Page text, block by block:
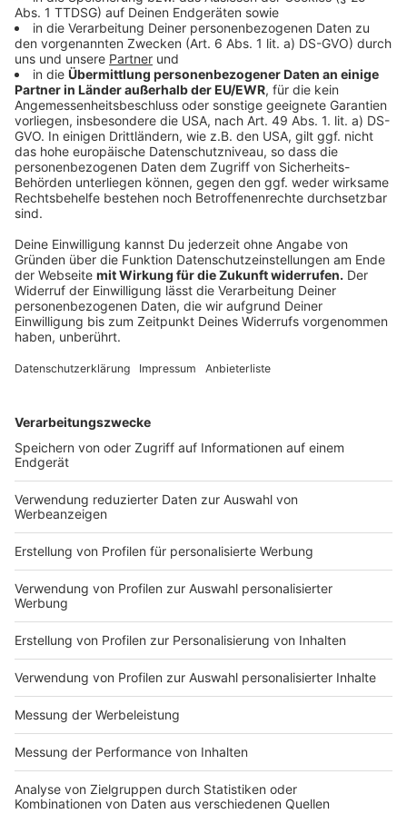
unterstützte die Machthaber. Reul bezeichnete die
Beteiligung als „überschaubar“ angesichts der
weltweiten Spannungen.
Anzeige
Sicherheitslage und Vorsicht
Anzeige
Konkrete Hinweise auf Anschläge in NRW liegen
bislang nicht vor. Dennoch warnt Reul vor möglichen
Gefahren und betont die dynamische Lage: „Die
Sicherheitsbehörden müssen Augen und Ohren
besonders offen halten, um potenzielle Risiken
frühzeitig zu erkennen.“ Insbesondere die Polizei und
überwachen.
Anzeige
Ratschläge für Reisende
Anzeige
Für NRW-Bürgerinnen und -Bürger, die sich derzeit in
der Krisenregion aufhalten, gibt Reul klare
Empfehlungen: „Im Moment kann man allen nur raten,
ruhig zu bleiben, die Informationsquellen des
Auswärtigen Amtes zu nutzen und sich möglichst in
Sicherheit zu bewegen.“ Flugmöglichkeiten seien
eingeschränkt, und die Koordination der Hilfe liege
zunächst bei den Reiseveranstaltern.
Anzeige